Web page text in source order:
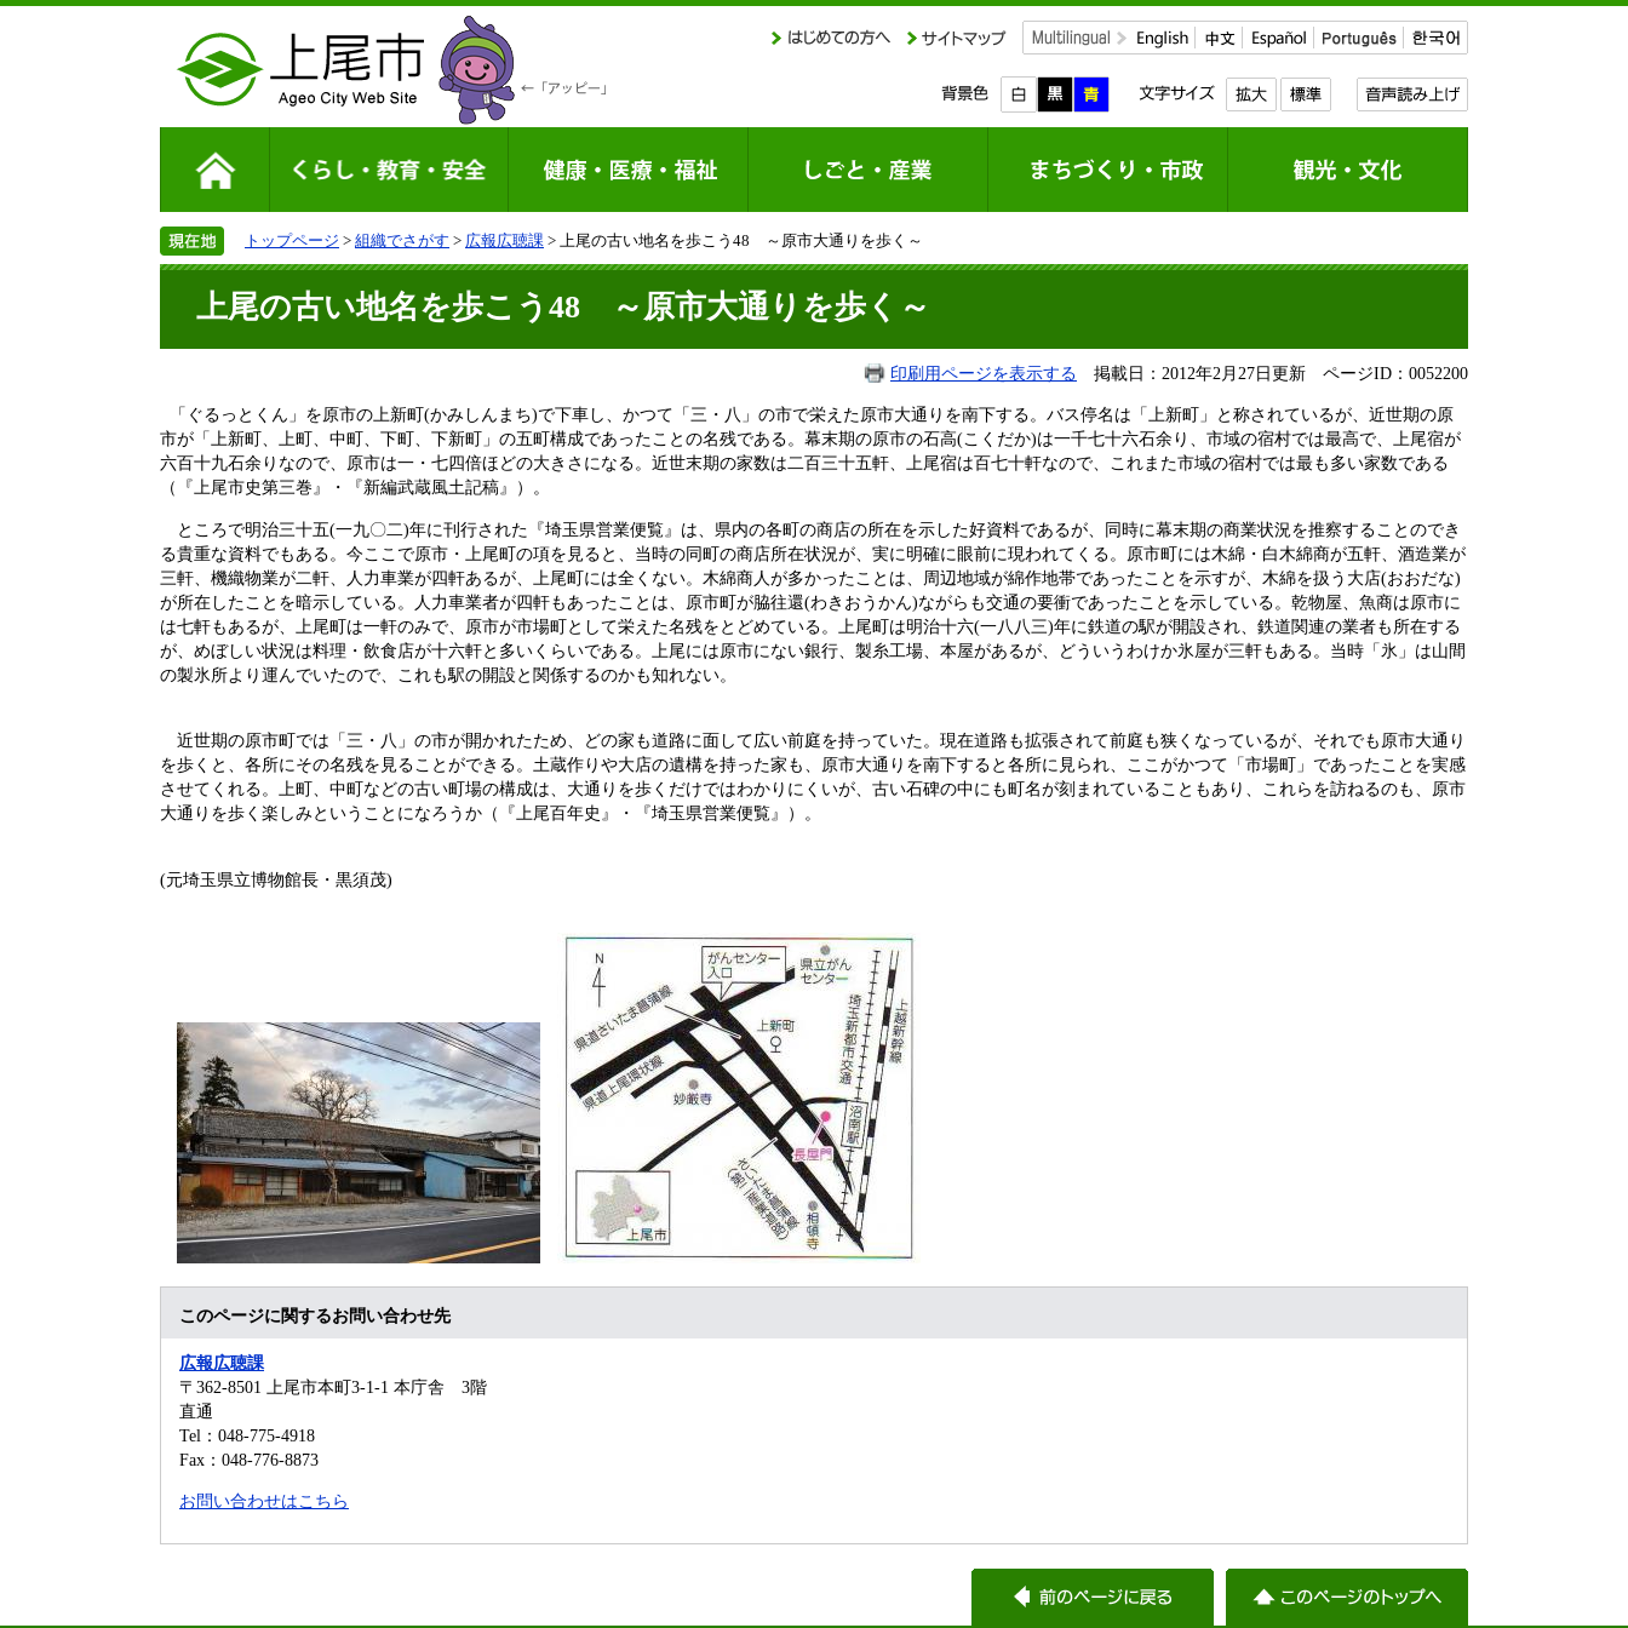
トップページ > 組織でさがす > 広報広聴課 > 上尾の古い地名を歩こう48 ～原市大通りを歩く～
上尾の古い地名を歩こう48 ～原市大通りを歩く～
印刷用ページを表示する 掲載日：2012年2月27日更新 ページID：0052200
「ぐるっとくん」を原市の上新町(かみしんまち)で下車し、かつて「三・八」の市で栄えた原市大通りを南下する。バス停名は「上新町」と称されているが、近世期の原
市が「上新町、上町、中町、下町、下新町」の五町構成であったことの名残である。幕末期の原市の石高(こくだか)は一千七十六石余り、市域の宿村では最高で、上尾宿が
六百十九石余りなので、原市は一・七四倍ほどの大きさになる。近世末期の家数は二百三十五軒、上尾宿は百七十軒なので、これまた市域の宿村では最も多い家数である
（『上尾市史第三巻』・『新編武蔵風土記稿』）。
ところで明治三十五(一九〇二)年に刊行された『埼玉県営業便覧』は、県内の各町の商店の所在を示した好資料であるが、同時に幕末期の商業状況を推察することのでき
る貴重な資料でもある。今ここで原市・上尾町の項を見ると、当時の同町の商店所在状況が、実に明確に眼前に現われてくる。原市町には木綿・白木綿商が五軒、酒造業が
三軒、機織物業が二軒、人力車業が四軒あるが、上尾町には全くない。木綿商人が多かったことは、周辺地域が綿作地帯であったことを示すが、木綿を扱う大店(おおだな)
が所在したことを暗示している。人力車業者が四軒もあったことは、原市町が脇往還(わきおうかん)ながらも交通の要衝であったことを示している。乾物屋、魚商は原市に
は七軒もあるが、上尾町は一軒のみで、原市が市場町として栄えた名残をとどめている。上尾町は明治十六(一八八三)年に鉄道の駅が開設され、鉄道関連の業者も所在する
が、めぼしい状況は料理・飲食店が十六軒と多いくらいである。上尾には原市にない銀行、製糸工場、本屋があるが、どういうわけか氷屋が三軒もある。当時「氷」は山間
の製氷所より運んでいたので、これも駅の開設と関係するのかも知れない。
近世期の原市町では「三・八」の市が開かれたため、どの家も道路に面して広い前庭を持っていた。現在道路も拡張されて前庭も狭くなっているが、それでも原市大通り
を歩くと、各所にその名残を見ることができる。土蔵作りや大店の遺構を持った家も、原市大通りを南下すると各所に見られ、ここがかつて「市場町」であったことを実感
させてくれる。上町、中町などの古い町場の構成は、大通りを歩くだけではわかりにくいが、古い石碑の中にも町名が刻まれていることもあり、これらを訪ねるのも、原市
大通りを歩く楽しみということになろうか（『上尾百年史』・『埼玉県営業便覧』）。
(元埼玉県立博物館長・黒須茂)
このページに関するお問い合わせ先
広報広聴課
〒362-8501
上尾市本町3-1-1 本庁舎 3階
直通
Tel：048-775-4918
Fax：048-776-8873
お問い合わせはこちら